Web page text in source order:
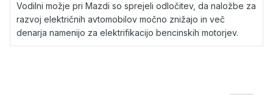
Vodilni možje pri Mazdi so sprejeli odločitev, da naložbe za
razvoj električnih avtomobilov močno znižajo in več
denarja namenijo za elektrifikacijo bencinskih motorjev.